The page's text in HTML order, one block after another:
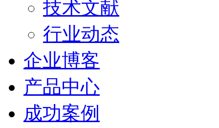
技术文献
行业动态
企业博客
产品中心
成功案例